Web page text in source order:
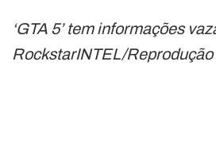
‘GTA 5’ tem informações
RockstarINTEL/Reprodução